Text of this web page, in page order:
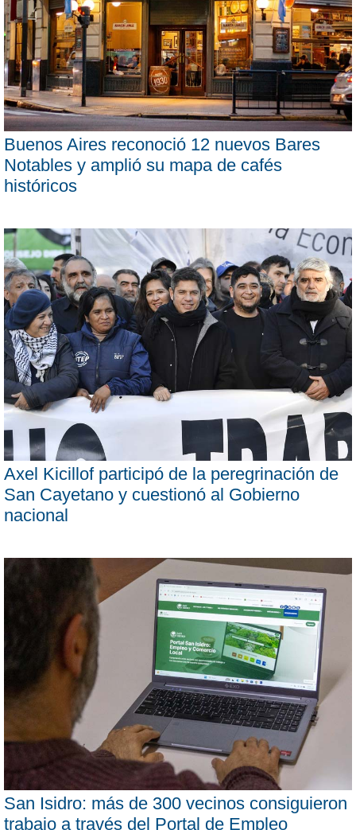
Buenos Aires reconoció 12 nuevos Bares
Notables y amplió su mapa de cafés
históricos
Axel Kicillof participó de la peregrinación de
San Cayetano y cuestionó al Gobierno
nacional
San Isidro: más de 300 vecinos consiguieron
trabajo a través del Portal de Empleo